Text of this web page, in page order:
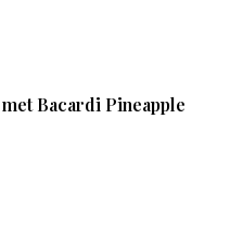
Bacardi Pineapple